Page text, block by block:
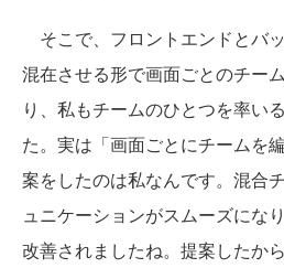
そこで、フロントエンドとバ
混在させる形で画面ごとのチー
り、私もチームのひとつを率い
た。実は「画面ごとにチームを
案をしたのは私なんです。混合
ュニケーションがスムーズにな
改善されましたね。提案したか